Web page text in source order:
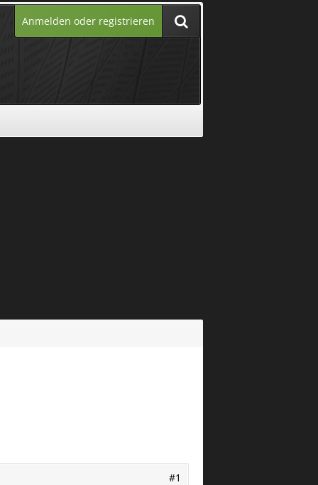
Anmelden oder registrieren
#1